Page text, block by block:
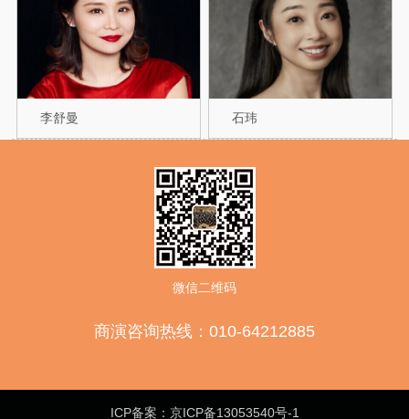
李舒曼 石玮
微信二维码
商演咨询热线：010-64212885
ICP备案：京ICP备13053540号-1